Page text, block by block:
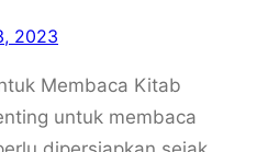
2023
Membaca Kitab
untuk membaca